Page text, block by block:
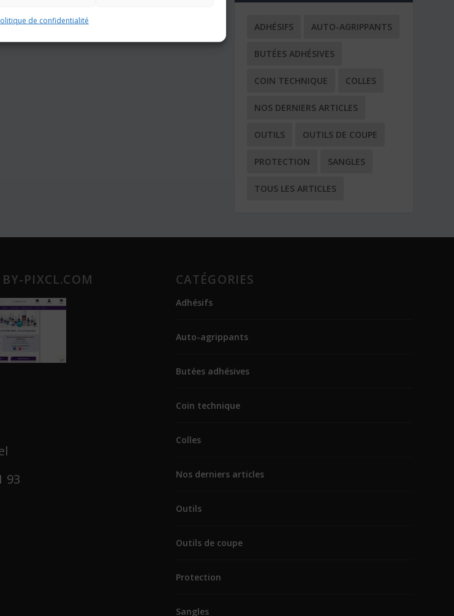
de confidentialité
ADHÉSIFS AUTO-AGRIPPANTS
BUTÉES ADHÉSIVES
COIN TECHNIQUE COLLES
NOS DERNIERS ARTICLES
OUTILS OUTILS DE COUPE
PROTECTION SANGLES
TOUS LES ARTICLES
PIXCL.COM
93
CATÉGORIES
Adhésifs
Auto-agrippants
Butées adhésives
Coin technique
Colles
Nos derniers articles
Outils
Outils de coupe
Protection
Sangles